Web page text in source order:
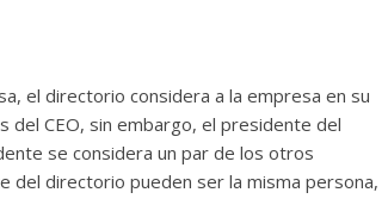
el directorio considera a la empresa en su
del CEO, sin embargo, el presidente del
se considera un par de los otros
del directorio pueden ser la misma persona,